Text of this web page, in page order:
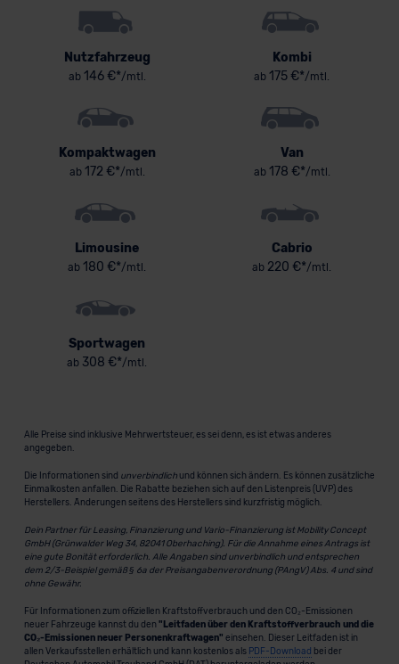
Nutzfahrzeug
ab146 €*/mtl.
Kombi
ab 175 €*/mtl.
Kompaktwagen
ab172 €*/mtl.
Van
ab178 €*/mtl.
Limousine
ab 180 €*/mtl.
Cabrio
ab 220 €*/mtl.
Sportwagen
ab 308 €*/mtl.
Alle Preise sind inklusive Mehrwertsteuer, es sei denn, es ist etwas anderes
angegeben.
Die Informationen sind unverbindlichund können sich ändern. Es können zusätzliche
Einmalkosten anfallen. Die Rabatte beziehen sich auf den Listenpreis (UVP) des
Herstellers. Änderungen seitens des Herstellers sind kurzfristig möglich.
Dein Partner für Leasing, Finanzierung und Vario-Finanzierung ist Mobility Concept
GmbH (Grünwalder Weg 34, 82041 Oberhaching). Für die Annahme eines Antrags ist
eine gute Bonität erforderlich. Alle Angaben sind unverbindlich und entsprechen
dem 2/3-Beispiel gemäß § 6a der Preisangabenverordnung (PAngV) Abs. 4 und sind
ohne Gewähr.
Für Informationen zum offiziellen Kraftstoffverbrauch und den CO₂-Emissionen
neuer Fahrzeuge kannst du den "Leitfaden über den Kraftstoffverbrauch und die
CO₂-Emissionen neuer Personenkraftwagen" einsehen. Dieser Leitfaden ist in
allen Verkaufsstellen erhältlich und kann kostenlos als PDF-Download bei der